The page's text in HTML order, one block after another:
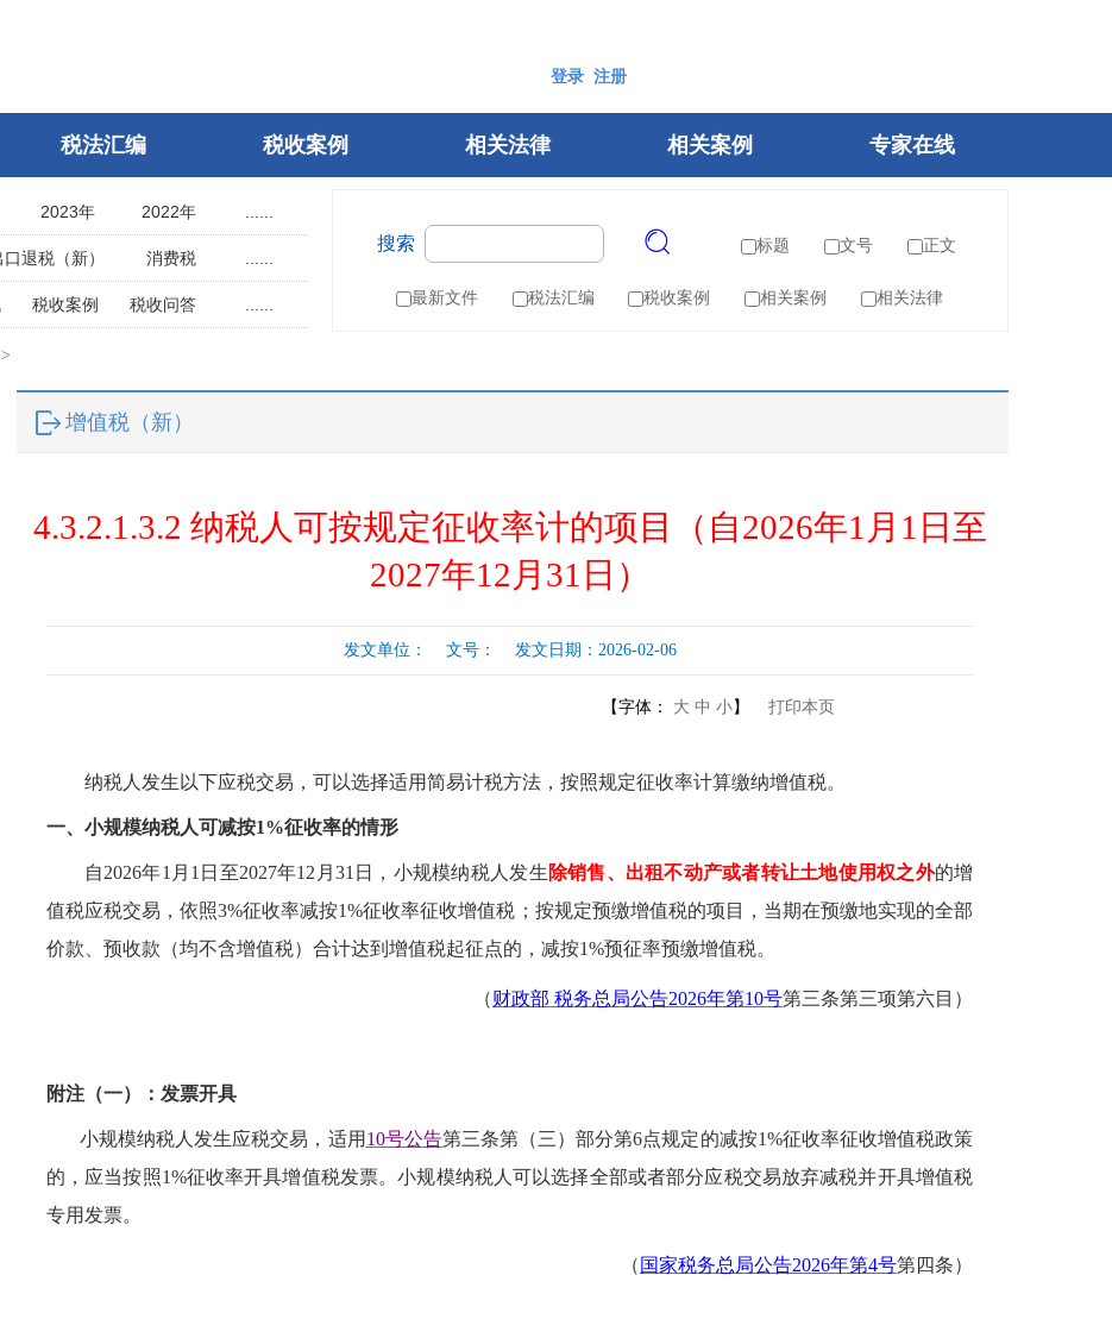
登录 注册
税法汇编 税收案例 相关法律 相关案例 专家在线
2023年
2022年
2018年
2017年
2013年
2012年
2008年
2007年
1998年
1997年
1993年
1992年
年
口退税（新）
消费税
地占用税
土地使用税
车辆购置税
车船税
批复）
税收征管法
制执行
涉税专业服务
税收案例
税收问答
自然人电子税务局
搜索 标题 文号 正文
最新文件 税法汇编 税收案例 相关案例 相关法律
增值税（新）
4.3.2.1.3.2 纳税人可按规定征收率计的项目（自2026年1月1日至
2027年12月31日）
发文单位： 文号： 发文日期：2026-02-06
【字体： 大 中 小】 打印本页
纳税人发生以下应税交易，可以选择适用简易计税方法，按照规定征收率计算缴纳增值税。
一、小规模纳税人可减按1%征收率的情形
自2026年1月1日至2027年12月31日，小规模纳税人发生除销售、出租不动产或者转让土地使用权之外的增
值税应税交易，依照3%征收率减按1%征收率征收增值税；按规定预缴增值税的项目，当期在预缴地实现的全部
价款、预收款（均不含增值税）合计达到增值税起征点的，减按1%预征率预缴增值税。
（财政部 税务总局公告2026年第10号第三条第三项第六目 ）
附注（一）：发票开具
小规模纳税人发生应税交易，适用 10号公告第三条第（三）部分第6点规定的减按1%征收率征收增值税政策
的，应当按照1%征收率开具增值税发票。小规模纳税人可以选择全部或者部分应税交易放弃减税并开具增值税
专用发票。
（ 国家税务总局公告2026年第4号第四条）